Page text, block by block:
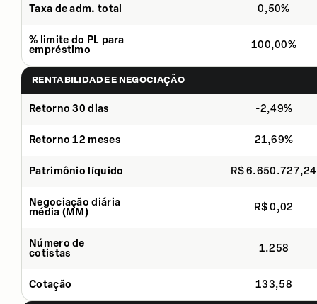
Taxa de adm. total 0,50%
% limite do PL para
empréstimo
100,00%
RENTABILIDADE E NEGOCIAÇÃO
Retorno 30 dias -2,49%
Retorno 12 meses 21,69%
Patrimônio líquido R$ 6.650.727,24
Negociação diária
média (MM)
R$ 0,02
Número de
cotistas
1.258
Cotação 133,58